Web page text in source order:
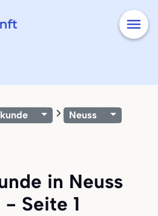
Neuss
in Neuss
Seite 1